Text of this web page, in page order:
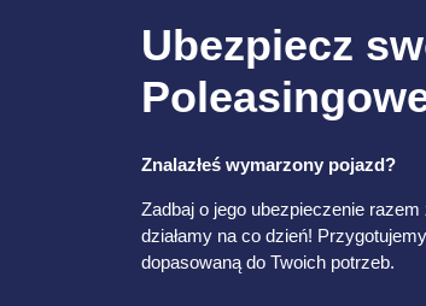
Ubezpiecz
Znalazłeś wymarzony pojazd?
Zadbaj o jego ubezpieczenie
działamy na co dzień!
dopasowaną do Twoich potrzeb.